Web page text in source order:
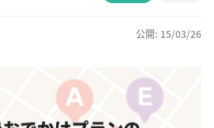
公開: 15/03/26